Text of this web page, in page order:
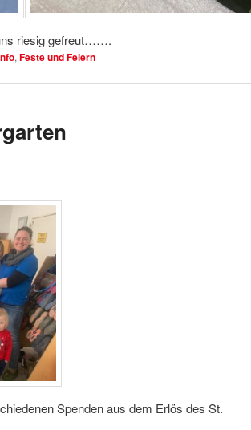
riesig gefreut…….
, Feste und Feiern
Spenden aus dem Erlös des St.